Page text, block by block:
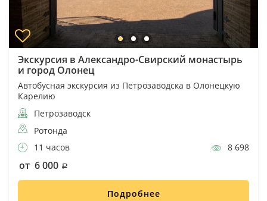
Экскурсия в Александро-Свирский монастырь
и город Олонец
Автобусная экскурсия из Петрозаводска в Олонецкую
Карелию
Петрозаводск
Ротонда
11 часов
8 698
от 6 000
Подробнее